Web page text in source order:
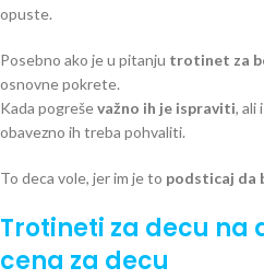
opuste.
Posebno ako je u pitanju trotinet za
osnovne pokrete.
Kada pogreševažno ih je ispraviti, ali
obavezno ih treba pohvaliti.
To deca vole, jer im je to podsticaj da
Trotineti za decu na
cena za decu